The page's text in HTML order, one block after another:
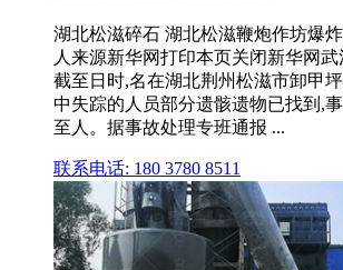
湖北松滋碎石 湖北松滋鞭炮作坊爆
人来源新华网打印本页关闭新华网
截至日时,名在湖北荆州松滋市卸甲
中失踪的人员部分遗骸遗物已找到,
至人。据事故处理专班通报 ...
联系电话: 180 3780 8511